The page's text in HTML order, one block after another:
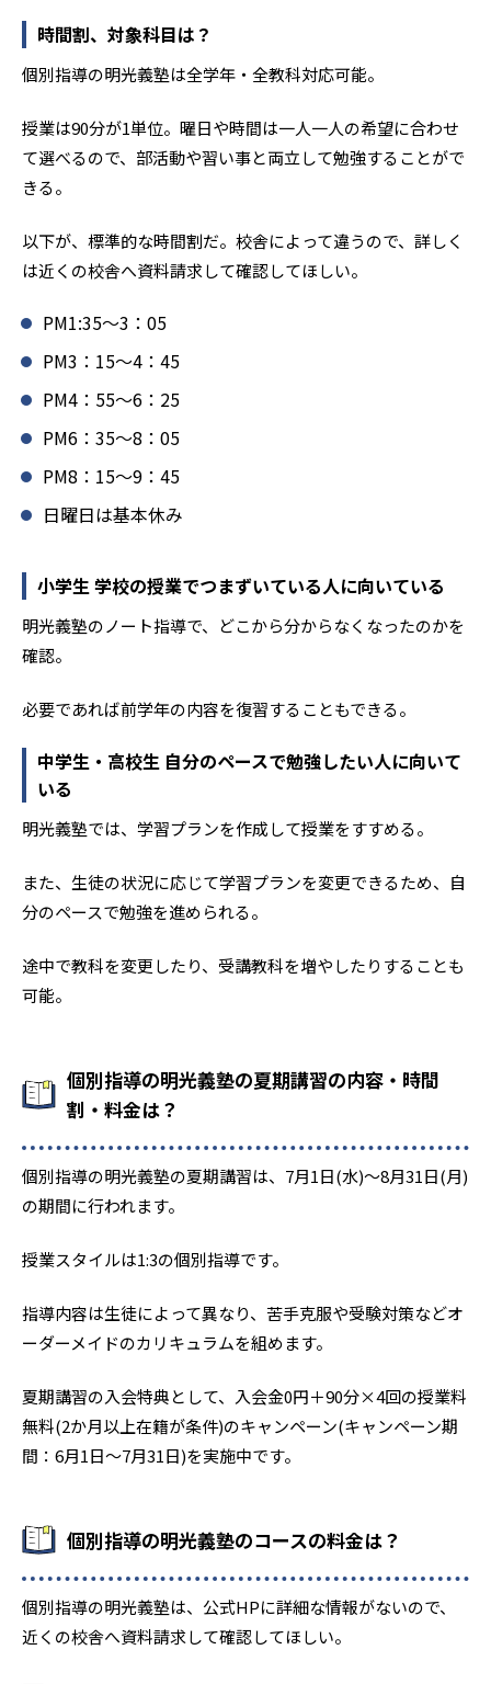
時間割、対象科目は？
個別指導の明光義塾は全学年・全教科対応可能。
授業は90分が1単位。曜日や時間は一人一人の希望に合わせ
て選べるので、部活動や習い事と両立して勉強することがで
きる。
以下が、標準的な時間割だ。校舎によって違うので、詳しく
は近くの校舎へ資料請求して確認してほしい。
PM1:35～3：05
PM3：15～4：45
PM4：55～6：25
PM6：35～8：05
PM8：15～9：45
日曜日は基本休み
小学生 学校の授業でつまずいている人に向いている
明光義塾のノート指導で、どこから分からなくなったのかを
確認。
必要であれば前学年の内容を復習することもできる。
中学生・高校生 自分のペースで勉強したい人に向いて
いる
明光義塾では、学習プランを作成して授業をすすめる。
また、生徒の状況に応じて学習プランを変更できるため、自
分のペースで勉強を進められる。
途中で教科を変更したり、受講教科を増やしたりすることも
可能。
個別指導の明光義塾の夏期講習の内容・時間
割・料金は？
個別指導の明光義塾の夏期講習は、7月1日(水)〜8月31日(月)
の期間に行われます。
授業スタイルは1:3の個別指導です。
指導内容は生徒によって異なり、苦手克服や受験対策などオ
ーダーメイドのカリキュラムを組めます。
夏期講習の入会特典として、入会金0円＋90分×4回の授業料
無料(2か月以上在籍が条件)のキャンペーン(キャンペーン期
間：6月1日〜7月31日)を実施中です。
個別指導の明光義塾のコースの料金は？
個別指導の明光義塾は、公式HPに詳細な情報がないので、
近くの校舎へ資料請求して確認してほしい。